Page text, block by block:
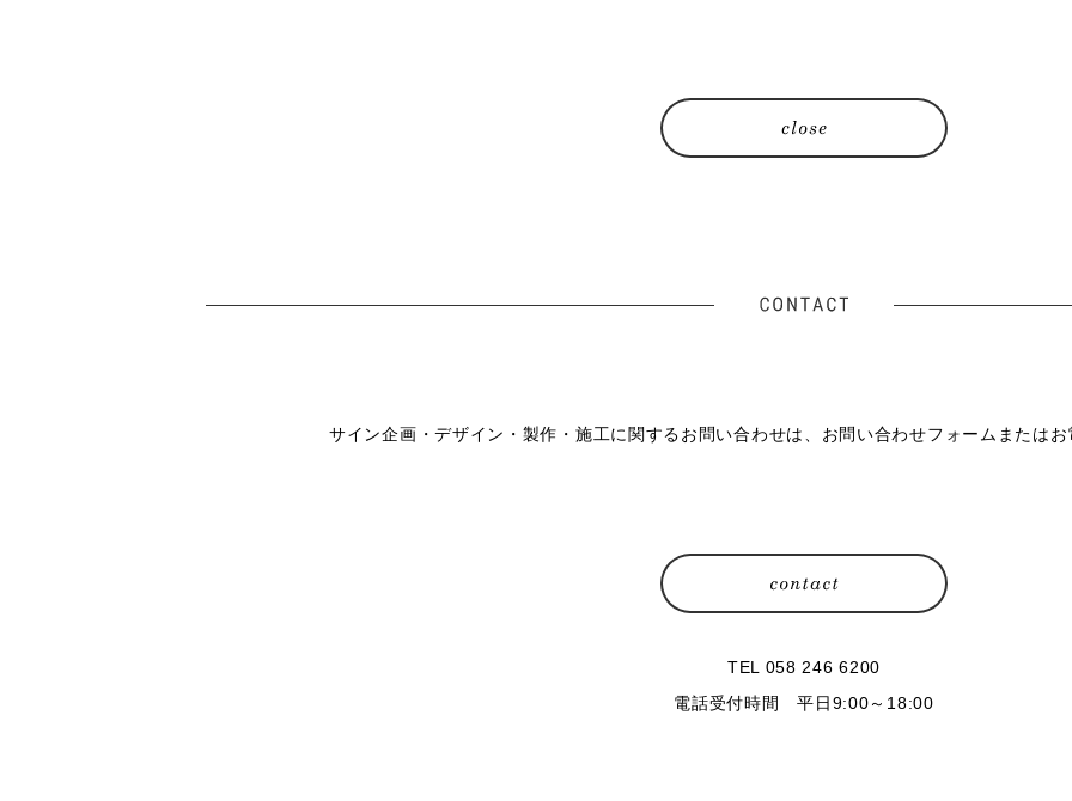
サイン企画・デザイン・製作・施工に関するお問い合わせは、お問い合わせフォームまたはお
TEL 058 246 6200
電話受付時間 平日9:00～18:00